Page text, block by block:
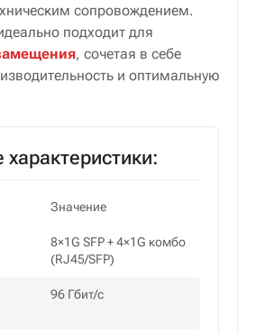
сопровождением.
подходит для
, сочетая в себе
и оптимальную
Значение
8×1G SFP + 4×1G комбо
(RJ45/SFP)
96 Гбит/с